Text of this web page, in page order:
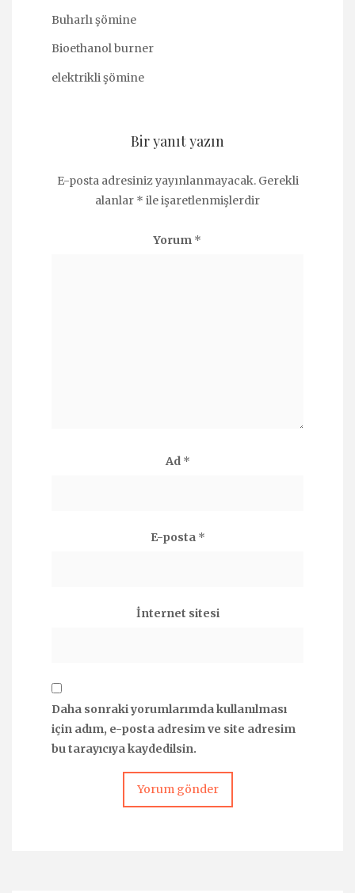
Buharlı şömine
Bioethanol burner
elektrikli şömine
Bir yanıt yazın
E-posta adresiniz yayınlanmayacak. Gerekli
alanlar * ile işaretlenmişlerdir
Yorum *
Ad *
E-posta *
İnternet sitesi
Daha sonraki yorumlarımda kullanılması
için adım, e-posta adresim ve site adresim
bu tarayıcıya kaydedilsin.